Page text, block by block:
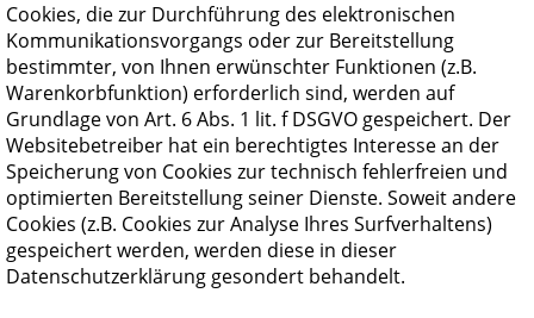
Cookies, die zur Durchführung des elektronischen
Kommunikationsvorgangs oder zur Bereitstellung
bestimmter, von Ihnen erwünschter Funktionen (z.B.
Warenkorbfunktion) erforderlich sind, werden auf
Grundlage von Art. 6 Abs. 1 lit. f DSGVO gespeichert. Der
Websitebetreiber hat ein berechtigtes Interesse an der
Speicherung von Cookies zur technisch fehlerfreien und
optimierten Bereitstellung seiner Dienste. Soweit andere
Cookies (z.B. Cookies zur Analyse Ihres Surfverhaltens)
gespeichert werden, werden diese in dieser
Datenschutzerklärung gesondert behandelt.